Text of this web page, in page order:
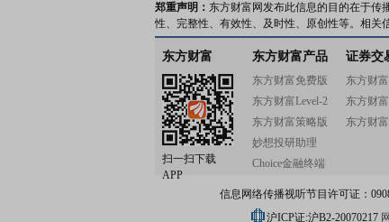
郑重声明： 东方财富网发布此信息的目的在于传
性、完整性、有效性、及时性、原创性等。相关
东方财富
扫一扫下载
APP
东方财富产品
东方财富免费版
东方财富Level-2
东方财富策略版
妙想投研助理
Choice金融终端
证券交
东方财
东方财
东方财
信息网络传播视听节目许可证：
沪ICP证:沪B2-20070217